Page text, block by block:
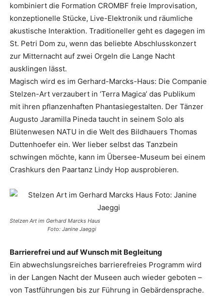
kombiniert die Formation CROMBF freie Improvisation,
konzeptionelle Stücke, Live-Elektronik und räumliche
akustische Interaktion. Traditioneller geht es dagegen im
St. Petri Dom zu, wenn das beliebte Abschlusskonzert
zur Mitternacht auf zwei Orgeln die Lange Nacht
ausklingen lässt.
Magisch wird es im Gerhard-Marcks-Haus: Die Companie
Stelzen-Art verzaubert in ‘Terra Magica’ das Publikum
mit ihren pflanzenhaften Phantasiegestalten. Der Tänzer
Augusto Jaramilla Pineda taucht in seinem Solo als
Blütenwesen NATU in die Welt des Bildhauers Thomas
Duttenhoefer ein. Wer lieber selbst das Tanzbein
schwingen möchte, kann im Übersee-Museum bei einem
Crashkurs den Paartanz Lindy Hop ausprobieren.
Stelzen Art im Gerhard Marcks Haus
Foto: Janine Jaeggi
Barrierefrei und auf Wunsch mit Begleitung
Ein abwechslungsreiches barrierefreies Programm wird
in der Langen Nacht der Museen auch wieder geboten –
von Tastführungen bis zur Führung in Gebärdensprache.